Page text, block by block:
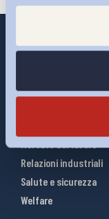
Interventi ADAPT
Relazioni industriali
Salute e sicurezza
Welfare